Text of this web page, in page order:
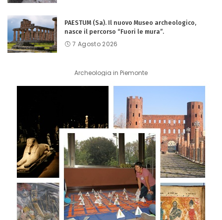
PAESTUM (Sa). Il nuovo Museo archeologico,
nasce il percorso “Fuori le mura”.
7 Agosto 2026
Archeologia in Piemonte